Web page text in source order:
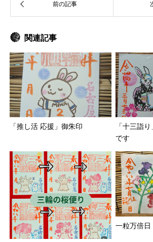
関連記事
「推し活 応援」御朱印
「十三詣
です
一粒万倍日